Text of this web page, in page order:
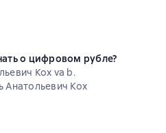
о цифровом рубле?
Кох va b.
Анатольевич Кох
рейтинг 0 на основе 0 оценок